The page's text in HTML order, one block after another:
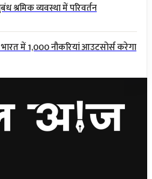
श्रमिक व्यवस्था में परिवर्तन
में 1,000 नौकरियां आउटसोर्स करेगा